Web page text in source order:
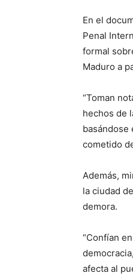
En el
Penal
formal
Maduro a
“Toman
hechos de
basándose
cometido
Además,
la ciudad
demora.
“Confían
afecta al